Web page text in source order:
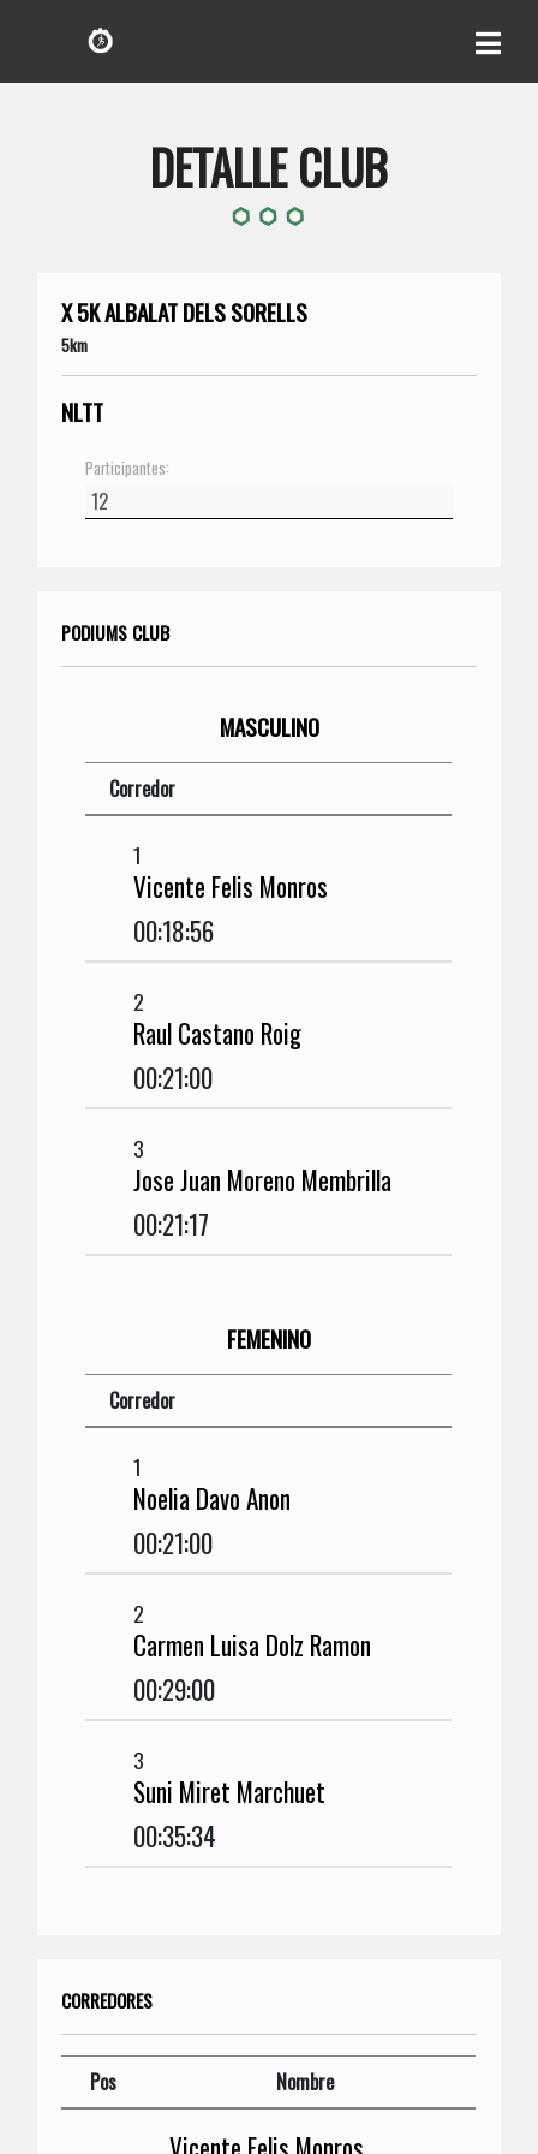
DETALLE CLUB
X 5K ALBALAT DELS SORELLS
5km
NLTT
Participantes:
PODIUMS CLUB
MASCULINO
Corredor
1
Vicente Felis Monros
00:18:56
2
Raul Castano Roig
00:21:00
3
Jose Juan Moreno Membrilla
00:21:17
FEMENINO
Corredor
1
Noelia Davo Anon
00:21:00
2
Carmen Luisa Dolz Ramon
00:29:00
3
Suni Miret Marchuet
00:35:34
CORREDORES
Pos Nombre